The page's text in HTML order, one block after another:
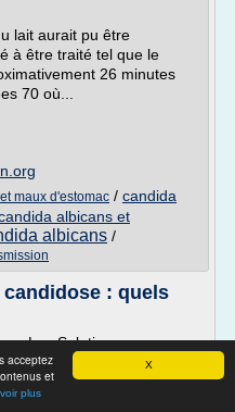
X
acceptez
et
plus
lait aurait pu être
à être traité tel que le
26 minutes
70 où...
maux d'estomac / candida
albicans et
albicans /
: quels
, Les Solutions ,
et vous n'arrivez